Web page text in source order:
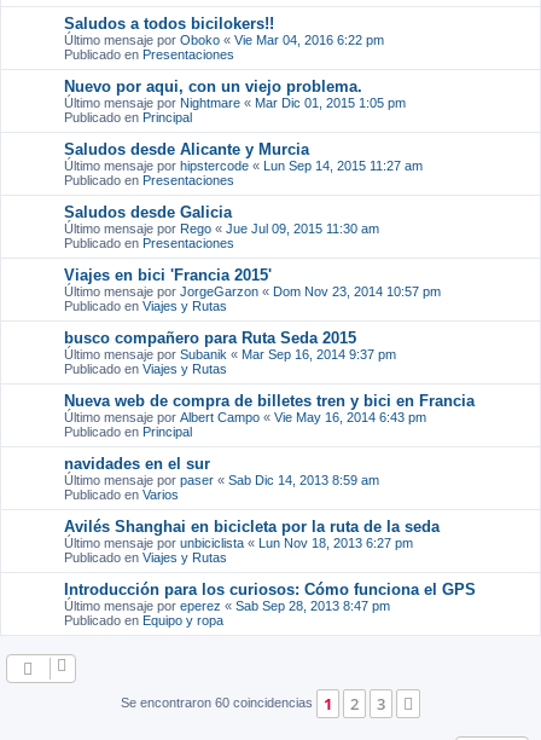
Saludos a todos bicilokers!!
Último mensaje por Oboko « Vie Mar 04, 2016 6:22 pm
Publicado en Presentaciones
Nuevo por aqui, con un viejo problema.
Último mensaje por Nightmare « Mar Dic 01, 2015 1:05 pm
Publicado en Principal
Saludos desde Alicante y Murcia
Último mensaje por hipstercode « Lun Sep 14, 2015 11:27 am
Publicado en Presentaciones
Saludos desde Galicia
Último mensaje por Rego « Jue Jul 09, 2015 11:30 am
Publicado en Presentaciones
Viajes en bici 'Francia 2015'
Último mensaje por JorgeGarzon « Dom Nov 23, 2014 10:57 pm
Publicado en Viajes y Rutas
busco compañero para Ruta Seda 2015
Último mensaje por Subanik « Mar Sep 16, 2014 9:37 pm
Publicado en Viajes y Rutas
Nueva web de compra de billetes tren y bici en Francia
Último mensaje por Albert Campo « Vie May 16, 2014 6:43 pm
Publicado en Principal
navidades en el sur
Último mensaje por paser « Sab Dic 14, 2013 8:59 am
Publicado en Varios
Avilés Shanghai en bicicleta por la ruta de la seda
Último mensaje por unbiciclista « Lun Nov 18, 2013 6:27 pm
Publicado en Viajes y Rutas
Introducción para los curiosos: Cómo funciona el GPS
Último mensaje por eperez « Sab Sep 28, 2013 8:47 pm
Publicado en Equipo y ropa
Se encontraron 60 coincidencias 1 2 3